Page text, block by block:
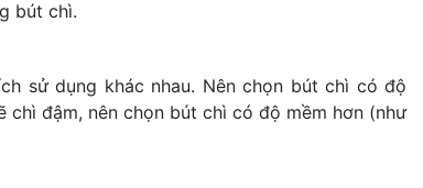
bút chì.
sử dụng khác nhau. Nên chọn bút chì có độ
chì đậm, nên chọn bút chì có độ mềm hơn (như